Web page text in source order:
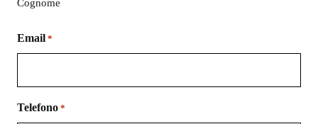
Cognome
Email *
Telefono *